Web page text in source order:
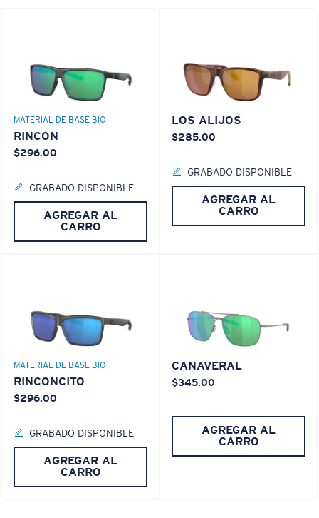
MATERIAL DE BASE BIO
RINCON
$296.00
GRABADO DISPONIBLE
AGREGAR AL
CARRO
LOS ALIJOS
$285.00
GRABADO DISPONIBLE
AGREGAR AL
CARRO
MATERIAL DE BASE BIO
RINCONCITO
$296.00
GRABADO DISPONIBLE
AGREGAR AL
CARRO
CANAVERAL
$345.00
AGREGAR AL
CARRO